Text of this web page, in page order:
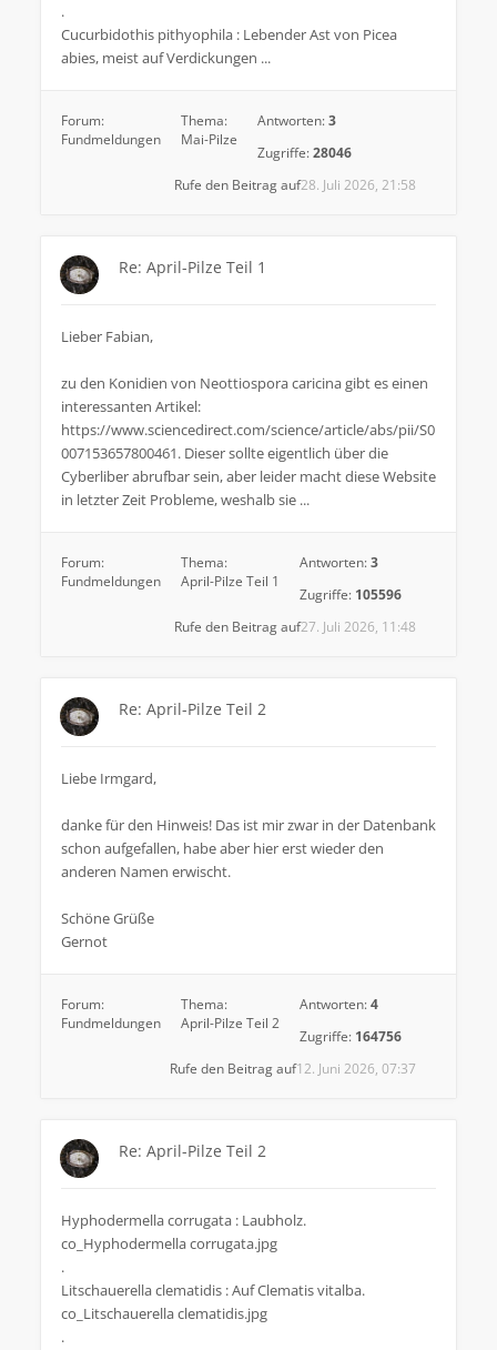
.
Cucurbidothis pithyophila : Lebender Ast von Picea
abies, meist auf Verdickungen ...
Forum:
Fundmeldungen
Thema:
Mai-Pilze
Antworten:3
Zugriffe:28046
28. Juli 2026, 21:58
Rufe den Beitrag auf
Re: April-Pilze Teil 1
Lieber Fabian,
zu den Konidien von Neottiospora caricina gibt es einen
interessanten Artikel:
https://www.sciencedirect.com/science/article/abs/pii/S0
007153657800461. Dieser sollte eigentlich über die
Cyberliber abrufbar sein, aber leider macht diese Website
in letzter Zeit Probleme, weshalb sie ...
Forum:
Fundmeldungen
Thema:
April-Pilze Teil 1
Antworten:3
Zugriffe: 105596
27. Juli 2026, 11:48
Rufe den Beitrag auf
Re: April-Pilze Teil 2
Liebe Irmgard,
danke für den Hinweis! Das ist mir zwar in der Datenbank
schon aufgefallen, habe aber hier erst wieder den
anderen Namen erwischt.
Schöne Grüße
Gernot
Forum:
Fundmeldungen
Thema:
April-Pilze Teil 2
Antworten:4
Zugriffe: 164756
12. Juni 2026, 07:37
Rufe den Beitrag auf
Re: April-Pilze Teil 2
Hyphodermella corrugata : Laubholz.
co_Hyphodermella corrugata.jpg
.
Litschauerella clematidis : Auf Clematis vitalba.
co_Litschauerella clematidis.jpg
.